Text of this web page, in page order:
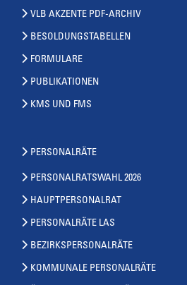
VLB AKZENTE PDF-ARCHIV
BESOLDUNGSTABELLEN
FORMULARE
PUBLIKATIONEN
KMS UND FMS
PERSONALRÄTE
PERSONALRATSWAHL 2026
HAUPTPERSONALRAT
PERSONALRÄTE LAS
BEZIRKSPERSONALRÄTE
KOMMUNALE PERSONALRÄTE